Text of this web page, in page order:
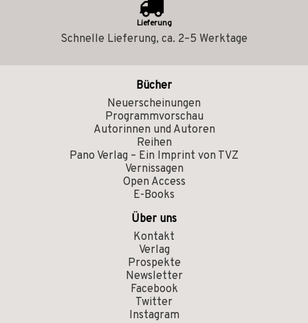
Lieferung
Schnelle Lieferung, ca. 2–5 Werktage
Bücher
Neuerscheinungen
Programmvorschau
Autorinnen und Autoren
Reihen
Pano Verlag – Ein Imprint von TVZ
Vernissagen
Open Access
E-Books
Über uns
Kontakt
Verlag
Prospekte
Newsletter
Facebook
Twitter
Instagram